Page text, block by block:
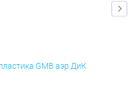
GMB аэр ДиК